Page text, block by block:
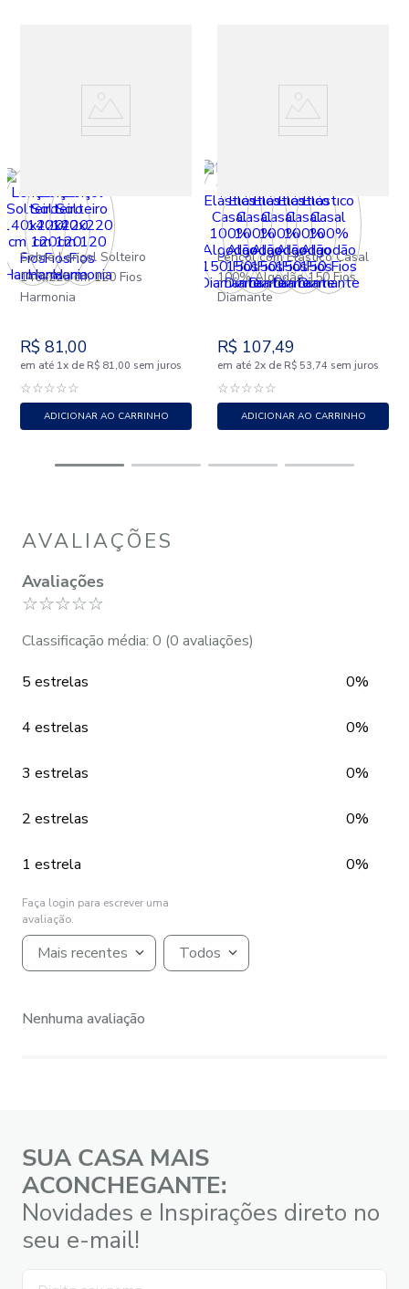
Sobre Lençol Solteiro
140x220 cm 120 Fios
Harmonia
R$ 81,00
em até 1x de R$ 81,00 sem juros
☆☆☆☆☆
ADICIONAR AO CARRINHO
Lençol com Elástico Casal
100% Algodão 150 Fios
Diamante
R$ 107,49
em até 2x de R$ 53,74 sem juros
☆☆☆☆☆
ADICIONAR AO CARRINHO
AVALIAÇÕES
Avaliações
☆☆☆☆☆
Classificação média: 0 (0 avaliações)
5 estrelas 0%
4 estrelas 0%
3 estrelas 0%
2 estrelas 0%
1 estrela 0%
Faça login para escrever uma
avaliação.
Mais recentes Todos
Nenhuma avaliação
SUA CASA MAIS
ACONCHEGANTE:
Novidades e Inspirações direto no
seu e-mail!